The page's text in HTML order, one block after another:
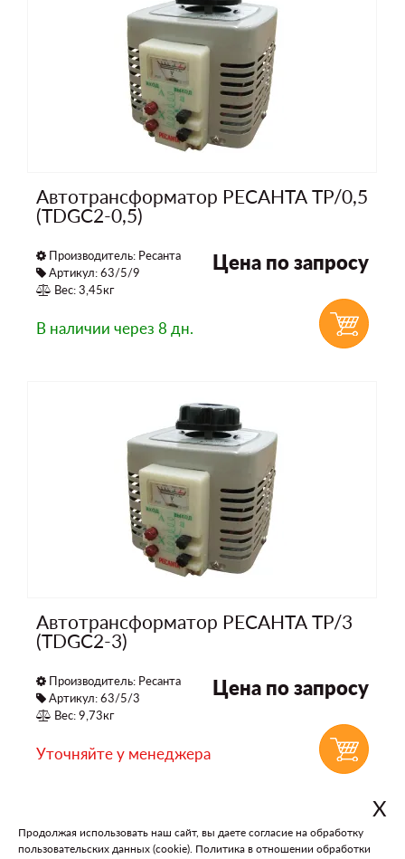
Автотрансформатор РЕСАНТА ТР/0,5
(TDGC2-0,5)
Производитель: Ресанта
Артикул: 63/5/9
Вес: 3,45кг
Цена по запросу
В наличии через 8 дн.
Автотрансформатор РЕСАНТА ТР/3
(TDGC2-3)
Производитель: Ресанта
Артикул: 63/5/3
Вес: 9,73кг
Цена по запросу
Уточняйте у менеджера
В каталог На главную
Х
Продолжая использовать наш сайт, вы даете согласие на обработку
пользовательских данных (cookie). Политика в отношении обработки